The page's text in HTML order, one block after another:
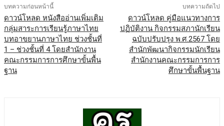
บทความก่อนหน้านี้
ดาวน์โหลด หนังสืออ่านเพิ่มเติม
กลุ่มสาระการเรียนรู้ภาษาไทย
บทอาขยานภาษาไทย ช่วงชั้นที่
1 – ช่วงชั้นที่ 4 โดยสำนักงาน
คณะกรรมการการศึกษาขั้นพื้น
ฐาน
บทความถัดไป
ดาวน์โหลด คู่มือแนวทางการ
ปฏิบัติงาน กิจกรรมสภานักเรียน
ฉบับปรับปรุง พ.ศ.2567 โดย
สำนักพัฒนากิจกรรมนักเรียน
สำนักงานคณะกรรมการการ
ศึกษาขั้นพื้นฐาน